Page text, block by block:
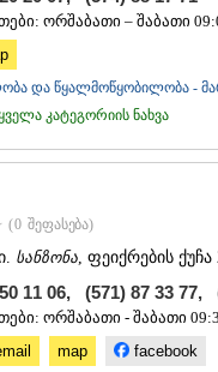
ორშაბათი – შაბათი
და წყალმოწყობილობა -
კატეგორიის ნახვა
(0 შეფასება)
სანზონა , ფეიქრების ქუჩა
11 06, (571) 87 33 77,
ორშაბათი - შაბათი
map facebook